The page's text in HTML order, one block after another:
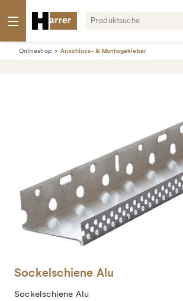
Onlineshop Anschluss- & Montagekleber
Sockelschiene Alu
Sockelschiene Alu